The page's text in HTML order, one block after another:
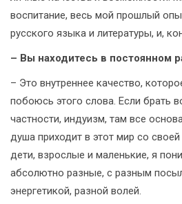
воспитание, весь мой прошлый
русского языка и литературы, и,
– Вы находитесь в постоянном
– Это внутреннее качество,
побоюсь этого слова. Если брать
частности, индуизм, там все
душа приходит в этот мир со
дети, взрослые и маленькие, я
абсолютно разные, с разным
энергетикой, разной волей.